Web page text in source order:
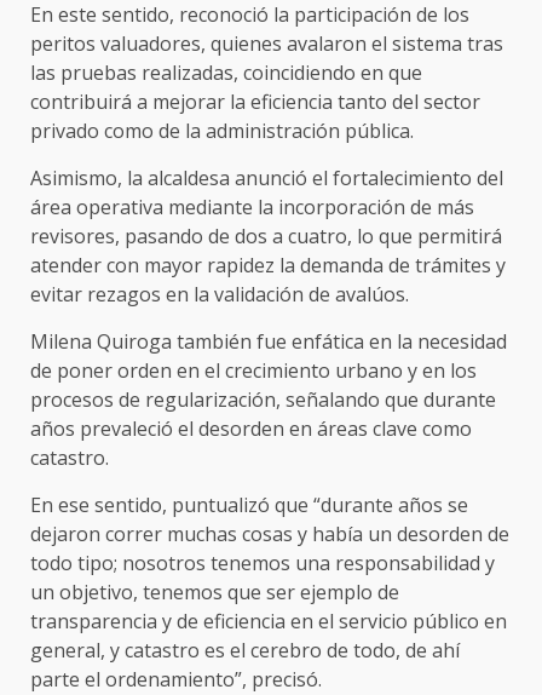
En este sentido, reconoció la participación de los
peritos valuadores, quienes avalaron el sistema tras
las pruebas realizadas, coincidiendo en que
contribuirá a mejorar la eficiencia tanto del sector
privado como de la administración pública.
Asimismo, la alcaldesa anunció el fortalecimiento del
área operativa mediante la incorporación de más
revisores, pasando de dos a cuatro, lo que permitirá
atender con mayor rapidez la demanda de trámites y
evitar rezagos en la validación de avalúos.
Milena Quiroga también fue enfática en la necesidad
de poner orden en el crecimiento urbano y en los
procesos de regularización, señalando que durante
años prevaleció el desorden en áreas clave como
catastro.
En ese sentido, puntualizó que “durante años se
dejaron correr muchas cosas y había un desorden de
todo tipo; nosotros tenemos una responsabilidad y
un objetivo, tenemos que ser ejemplo de
transparencia y de eficiencia en el servicio público en
general, y catastro es el cerebro de todo, de ahí
parte el ordenamiento”, precisó.